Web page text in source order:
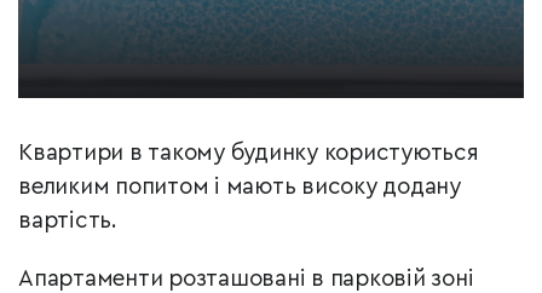
Квартири в такому будинку користуються
великим попитом і мають високу додану
вартість.
Апартаменти розташовані в парковій зоні